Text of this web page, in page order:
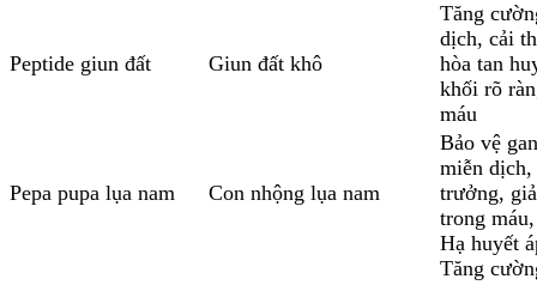
Peptide giun đất Giun đất khô
Tăng
dịch, cải
hòa tan
khối rõ
máu
Pepa pupa lụa nam Con nhộng lụa nam
Bảo vệ
miễn dịch,
trưởng,
trong máu,
Hạ huyết
Tăng